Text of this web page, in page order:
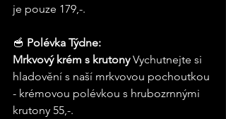
je pouze 179,-.
🥣 Polévka Týdne:
Mrkvový krém s krutony Vychutnejte si
hladovění s naší mrkvovou pochoutkou
- krémovou polévkou s hrubozrnnými
krutony 55,-.